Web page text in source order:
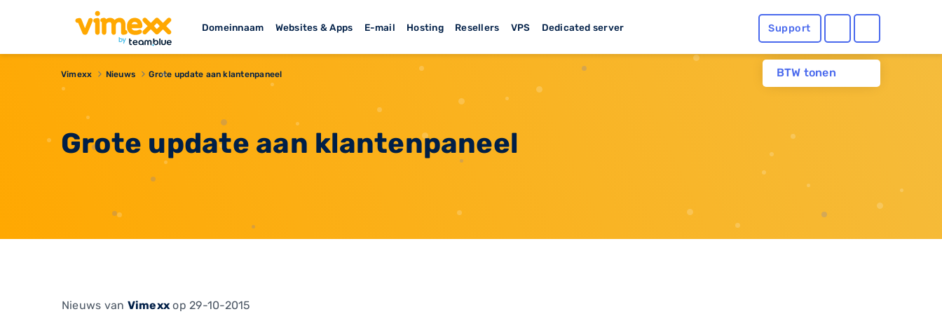
Domeinnaam Websites & Apps E-mail Hosting Resellers VPS Dedicated server Support
BTW tonen
Vimexx Nieuws ​Grote update aan klantenpaneel
​Grote update aan klantenpaneel
Nieuws van Vimexx op 29-10-2015